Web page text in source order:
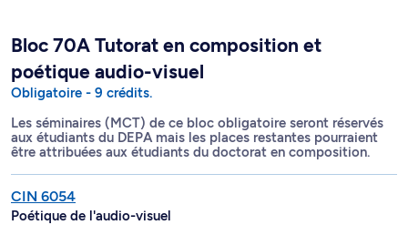
CIN 2108 Cinéma expérimental et art vidéo (3 crédits)
CIN 2110 Le cinéma et les autres arts (3 crédits)
Les cours de 1ercycle suivants ou l'équivalent seront
préalables au DEPA :
MUS 1127 Création maquettes audio/MIDI (3 crédits)
MUS 1128 Édition mus. assistée ordinateur (3 crédits)
Bloc 70A Tutorat en composition et
poétique audio-visuel
Obligatoire - 9 crédits.
Les séminaires (MCT) de ce bloc obligatoire seront réservés
aux étudiants du DEPA mais les places restantes pourraient
être attribuées aux étudiants du doctorat en composition.
CIN 6054
Poétique de l'audio-visuel